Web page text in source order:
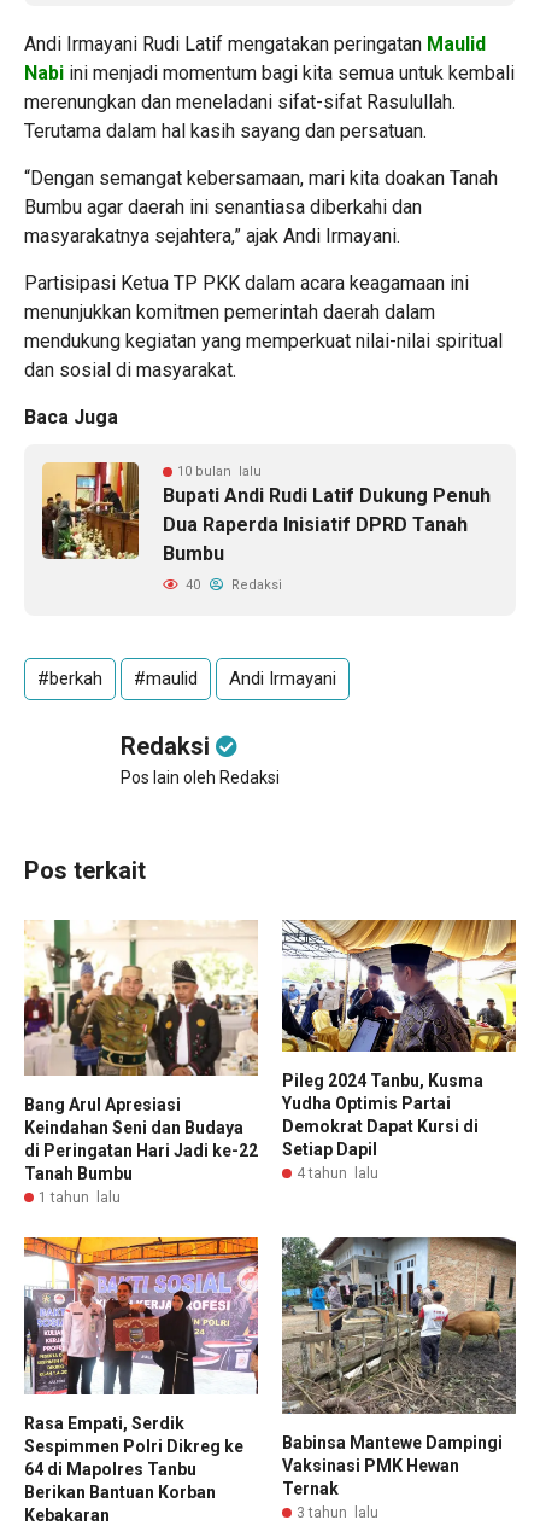
Andi Irmayani Rudi Latif mengatakan peringatan Maulid
Nabi ini menjadi momentum bagi kita semua untuk kembali
merenungkan dan meneladani sifat-sifat Rasulullah.
Terutama dalam hal kasih sayang dan persatuan.
“Dengan semangat kebersamaan, mari kita doakan Tanah
Bumbu agar daerah ini senantiasa diberkahi dan
masyarakatnya sejahtera,” ajak Andi Irmayani.
Partisipasi Ketua TP PKK dalam acara keagamaan ini
menunjukkan komitmen pemerintah daerah dalam
mendukung kegiatan yang memperkuat nilai-nilai spiritual
dan sosial di masyarakat.
Baca Juga
10 bulan lalu
Bupati Andi Rudi Latif Dukung Penuh
Dua Raperda Inisiatif DPRD Tanah
Bumbu
40 Redaksi
#berkah #maulid Andi Irmayani
Redaksi
Pos lain oleh Redaksi
Pos terkait
Bang Arul Apresiasi
Keindahan Seni dan Budaya
di Peringatan Hari Jadi ke-22
Tanah Bumbu
1 tahun lalu
Pileg 2024 Tanbu, Kusma
Yudha Optimis Partai
Demokrat Dapat Kursi di
Setiap Dapil
4 tahun lalu
Rasa Empati, Serdik
Sespimmen Polri Dikreg ke
64 di Mapolres Tanbu
Berikan Bantuan Korban
Kebakaran
Babinsa Mantewe Dampingi
Vaksinasi PMK Hewan
Ternak
3 tahun lalu